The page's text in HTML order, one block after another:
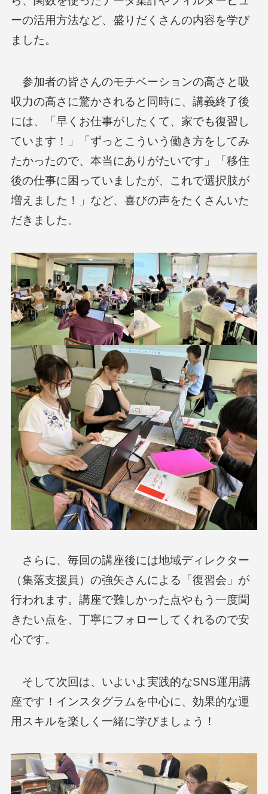
ーの活用方法など、盛りだくさんの内容を学び
ました。
参加者の皆さんのモチベーションの高さと吸
収力の高さに驚かされると同時に、講義終了後
には、「早くお仕事がしたくて、家でも復習し
ています！」「ずっとこういう働き方をしてみ
たかったので、本当にありがたいです」「移住
後の仕事に困っていましたが、これで選択肢が
増えました！」など、喜びの声をたくさんいた
だきました。
さらに、毎回の講座後には地域ディレクター
（集落支援員）の強矢さんによる「復習会」が
行われます。講座で難しかった点やもう一度聞
きたい点を、丁寧にフォローしてくれるので安
心です。
そして次回は、いよいよ実践的なSNS運用講
座です！インスタグラムを中心に、効果的な運
用スキルを楽しく一緒に学びましょう！